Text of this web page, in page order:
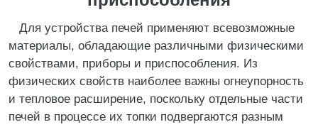
Для устройства печей применяют всевозможные
материалы, обладающие различными физическими
свойствами, приборы и приспособления. Из
физических свойств наиболее важны огнеупорность
и тепловое расширение, поскольку отдельные части
печей в процессе их топки подвергаются разным